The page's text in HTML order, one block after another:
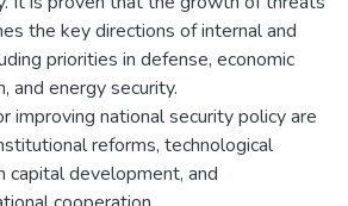
the key directions of internal and
priorities in defense, economic
and energy security.
improving national security policy are
reforms, technological
capital development, and